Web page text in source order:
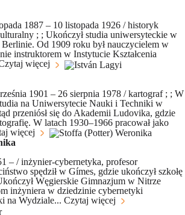
1887 – 10 listopada 1926 / historyk
; ; Ukończył studia uniwersyteckie w
Od 1909 roku był nauczycielem w
instruktorem w Instytucie Kształcenia
więcej
1901 – 26 sierpnia 1978 / kartograf ; ; W
na Uniwersytecie Nauki i Techniki w
przeniósł się do Akademii Ludovika, gdzie
W latach 1930–1966 pracował jako
więcej
– / inżynier-cybernetyka, profesor
spędził w Gímes, gdzie ukończył szkołę
Węgierskie Gimnazjum w Nitrze
inżyniera w dziedzinie cybernetyki
na Wydziale... Czytaj więcej